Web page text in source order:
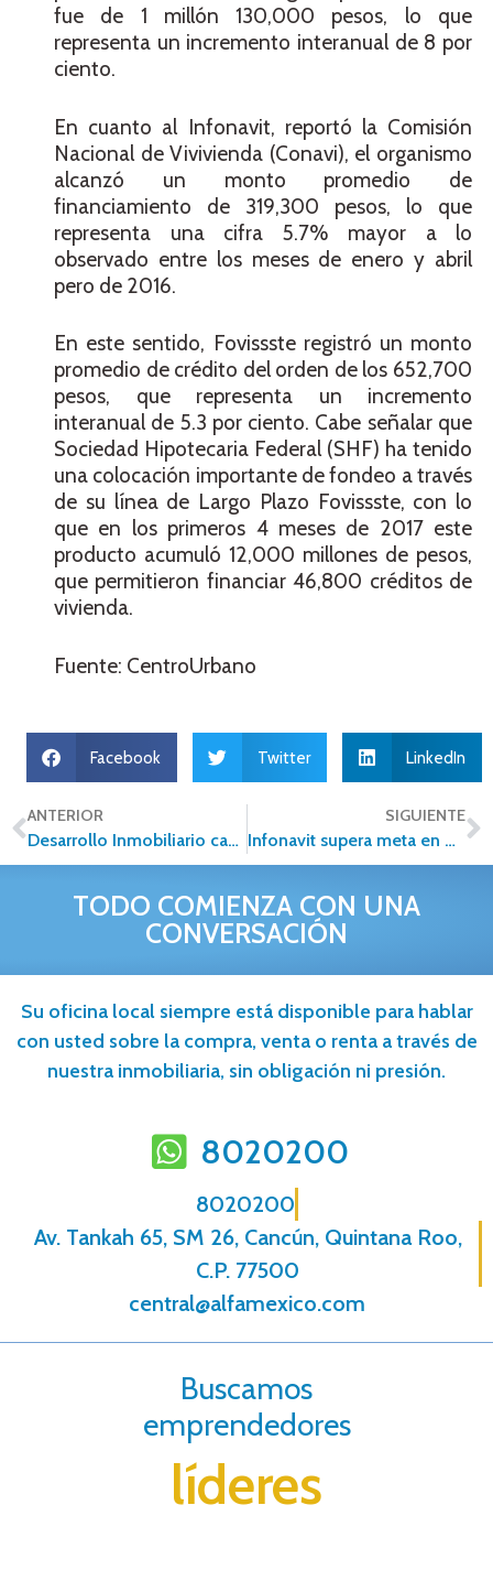
fue de 1 millón 130,000 pesos, lo que
representa un incremento interanual de 8 por
ciento.
En cuanto al Infonavit, reportó la Comisión
Nacional de Vivivienda (Conavi), el organismo
alcanzó un monto promedio de
financiamiento de 319,300 pesos, lo que
representa una cifra 5.7% mayor a lo
observado entre los meses de enero y abril
pero de 2016.
En este sentido, Fovissste registró un monto
promedio de crédito del orden de los 652,700
pesos, que representa un incremento
interanual de 5.3 por ciento. Cabe señalar que
Sociedad Hipotecaria Federal (SHF) ha tenido
una colocación importante de fondeo a través
de su línea de Largo Plazo Fovissste, con lo
que en los primeros 4 meses de 2017 este
producto acumuló 12,000 millones de pesos,
que permitieron financiar 46,800 créditos de
vivienda.
Fuente: CentroUrbano
Facebook Twitter LinkedIn
ANTERIOR
Desarrollo Inmobiliario cambia el rostro urbano del país
SIGUIENTE
Infonavit supera meta en otorgamiento de hipotecas
TODO COMIENZA CON UNA
CONVERSACIÓN
Su oficina local siempre está disponible para hablar
con usted sobre la compra, venta o renta a través de
nuestra inmobiliaria, sin obligación ni presión.
8020200
8020200
Av. Tankah 65, SM 26, Cancún, Quintana Roo,
C.P. 77500
central@alfamexico.com
Buscamos
emprendedores
líderes